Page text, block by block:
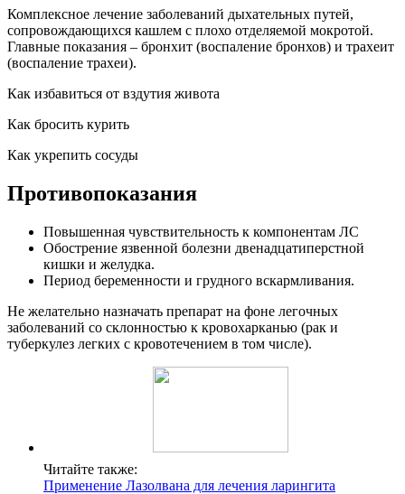
Комплексное лечение заболеваний дыхательных путей,
сопровождающихся кашлем с плохо отделяемой мокротой.
Главные показания – бронхит (воспаление бронхов) и трахеит
(воспаление трахеи).
Как избавиться от вздутия живота
Как бросить курить
Как укрепить сосуды
Противопоказания
Повышенная чувствительность к компонентам ЛС
Обострение язвенной болезни двенадцатиперстной
кишки и желудка.
Период беременности и грудного вскармливания.
Не желательно назначать препарат на фоне легочных
заболеваний со склонностью к кровохарканью (рак и
туберкулез легких с кровотечением в том числе).
Читайте также:
Применение Лазолвана для лечения ларингита